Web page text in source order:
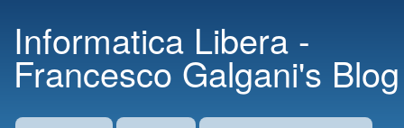
main
content
Informatica Libera -
Francesco Galgani's Blog